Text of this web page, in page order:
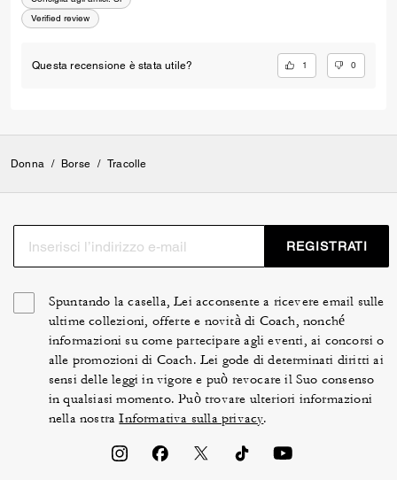
Verified review
Questa recensione è stata utile? 1 0
Donna / Borse / Tracolle
REGISTRATI
Spuntando la casella, Lei acconsente a ricevere email sulle
ultime collezioni, offerte e novità di Coach, nonché
informazioni su come partecipare agli eventi, ai concorsi o
alle promozioni di Coach. Lei gode di determinati diritti ai
sensi delle leggi in vigore e può revocare il Suo consenso
in qualsiasi momento. Può trovare ulteriori informazioni
nella nostraInformativa sulla privacy.